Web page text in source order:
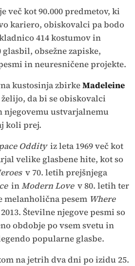
več kot 90.000 predmetov, ki
kariero, obiskovalci pa bodo
414 kostumov in
obsežne zapiske,
in neuresničene projekte.
kustosinja zbirkeMadeleine
da bi se obiskovalci
ustvarjalnemu
koli prej.
Oddity iz leta 1969 več kot
velike glasbene hite, kot so
v 70. letih prejšnjega
inModern Love v 80. letih ter
melanholična pesem Where
Številne njegove pesmi so
obdobje po vsem svetu in
popularne glasbe.
na jetrih dva dni po izidu 25.